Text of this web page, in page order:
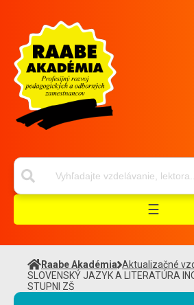
☰
Raabe Akadémia Aktualizačné
SLOVENSKÝ JAZYK A LITERATÚRA
STUPNI ZŠ